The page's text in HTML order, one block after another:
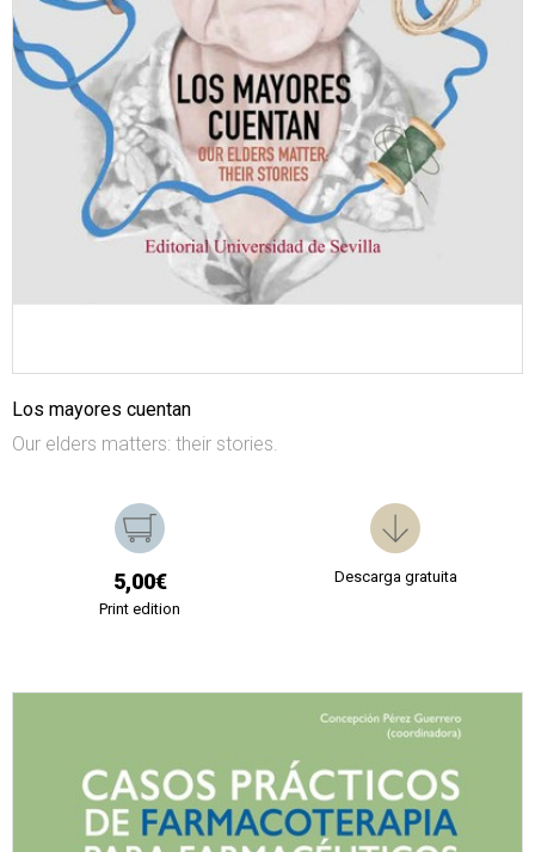
Los mayores cuentan
Our elders matters: their stories.
5,00€
Print edition
Descarga gratuita